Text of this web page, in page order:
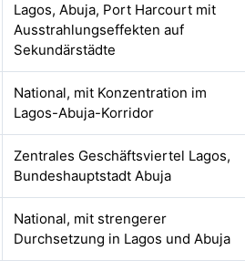
Lagos, Abuja, Port Harcourt mit
Ausstrahlungseffekten auf
Sekundärstädte
National, mit Konzentration im
Lagos-Abuja-Korridor
Zentrales Geschäftsviertel Lagos,
Bundeshauptstadt Abuja
National, mit strengerer
Durchsetzung in Lagos und Abuja